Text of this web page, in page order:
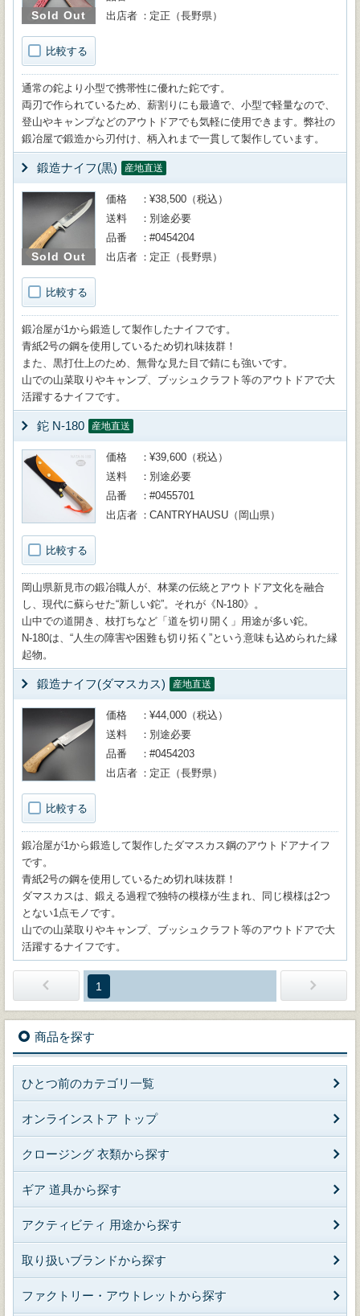
Sold Out
比較する
出店者
定正（長野県）
通常の鉈より小型で携帯性に優れた鉈です。
両刃で作られているため、薪割りにも最適で、小型で軽量なので、
登山やキャンプなどのアウトドアでも気軽に使用できます。弊社の
鍛冶屋で鍛造から刃付け、柄入れまで一貫して製作しています。
鍛造ナイフ(黒) 産地直送
Sold Out
比較する
価格
¥38,500（税込）
送料
別途必要
品番
#0454204
出店者
定正（長野県）
鍛冶屋が1から鍛造して製作したナイフです。
青紙2号の鋼を使用しているため切れ味抜群！
また、黒打仕上のため、無骨な見た目で錆にも強いです。
山での山菜取りやキャンプ、ブッシュクラフト等のアウトドアで大
活躍するナイフです。
鉈 N-180 産地直送
比較する
価格
¥39,600（税込）
送料
別途必要
品番
#0455701
出店者
CANTRYHAUSU（岡山県）
岡山県新見市の鍛冶職人が、林業の伝統とアウトドア文化を融合
し、現代に蘇らせた“新しい鉈”。それが《N-180》。
山中での道開き、枝打ちなど「道を切り開く」用途が多い鉈。
N-180は、“人生の障害や困難も切り拓く”という意味も込められた縁
起物。
鍛造ナイフ(ダマスカス) 産地直送
比較する
価格
¥44,000（税込）
送料
別途必要
品番
#0454203
出店者
定正（長野県）
鍛冶屋が1から鍛造して製作したダマスカス鋼のアウトドアナイフ
です。
青紙2号の鋼を使用しているため切れ味抜群！
ダマスカスは、鍛える過程で独特の模様が生まれ、同じ模様は2つ
とない1点モノです。
山での山菜取りやキャンプ、ブッシュクラフト等のアウトドアで大
活躍するナイフです。
1
商品を探す
ひとつ前のカテゴリ一覧
オンラインストア トップ
クロージング 衣類から探す
ギア 道具から探す
アクティビティ 用途から探す
取り扱いブランドから探す
ファクトリー・アウトレットから探す